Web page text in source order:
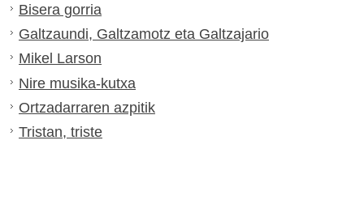
Bisera gorria
Galtzaundi, Galtzamotz eta Galtzajario
Mikel Larson
Nire musika-kutxa
Ortzadarraren azpitik
Tristan, triste